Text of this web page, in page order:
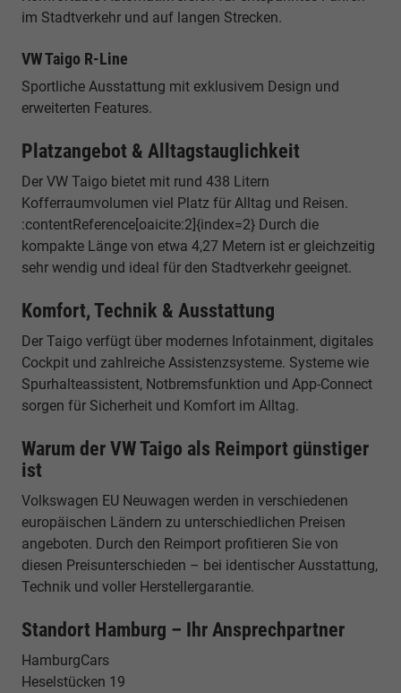
im Stadtverkehr und auf langen Strecken.
VW Taigo R-Line
Sportliche Ausstattung mit exklusivem Design und
erweiterten Features.
Platzangebot & Alltagstauglichkeit
Der VW Taigo bietet mit rund 438 Litern
Kofferraumvolumen viel Platz für Alltag und Reisen.
:contentReference[oaicite:2]{index=2} Durch die
kompakte Länge von etwa 4,27 Metern ist er gleichzeitig
sehr wendig und ideal für den Stadtverkehr geeignet.
Komfort, Technik & Ausstattung
Der Taigo verfügt über modernes Infotainment, digitales
Cockpit und zahlreiche Assistenzsysteme. Systeme wie
Spurhalteassistent, Notbremsfunktion und App-Connect
sorgen für Sicherheit und Komfort im Alltag.
Warum der VW Taigo als Reimport günstiger
ist
Volkswagen EU Neuwagen werden in verschiedenen
europäischen Ländern zu unterschiedlichen Preisen
angeboten. Durch den Reimport profitieren Sie von
diesen Preisunterschieden – bei identischer Ausstattung,
Technik und voller Herstellergarantie.
Standort Hamburg – Ihr Ansprechpartner
HamburgCars
Heselstücken 19